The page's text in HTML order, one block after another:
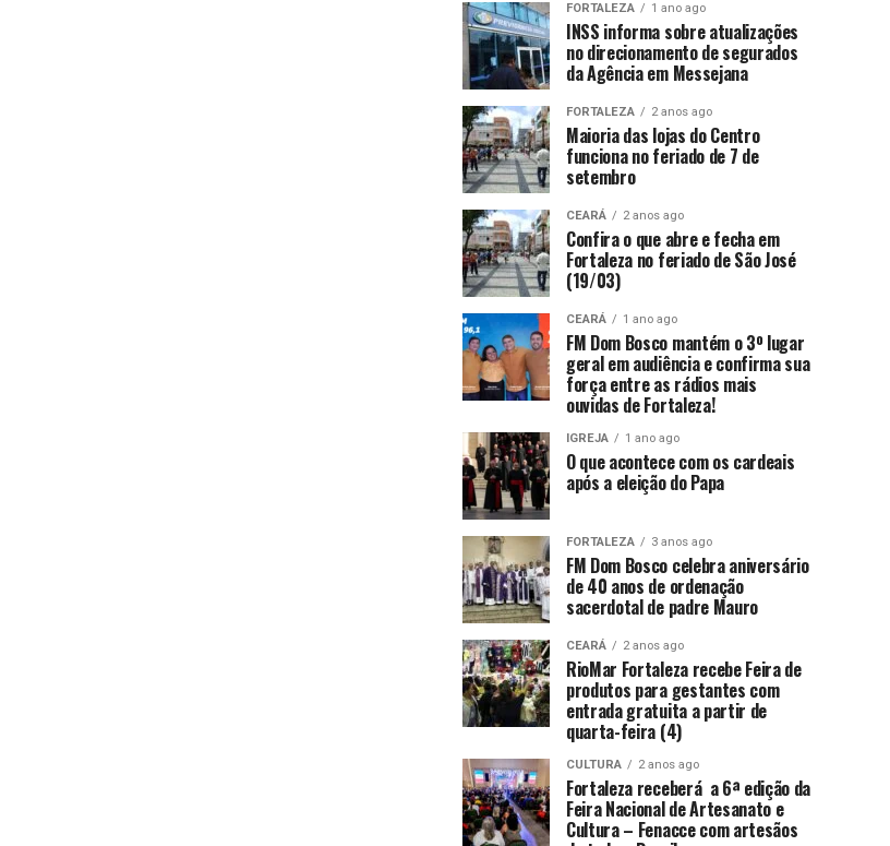
FORTALEZA 1 ano ago
INSS informa sobre atualizações
no direcionamento de segurados
da Agência em Messejana
FORTALEZA 2 anos ago
Maioria das lojas do Centro
funciona no feriado de 7 de
setembro
CEARÁ 2 anos ago
Confira o que abre e fecha em
Fortaleza no feriado de São José
(19/03)
CEARÁ 1 ano ago
FM Dom Bosco mantém o 3º lugar
geral em audiência e confirma sua
força entre as rádios mais
ouvidas de Fortaleza!
IGREJA 1 ano ago
O que acontece com os cardeais
após a eleição do Papa
FORTALEZA 3 anos ago
FM Dom Bosco celebra aniversário
de 40 anos de ordenação
sacerdotal de padre Mauro
CEARÁ 2 anos ago
RioMar Fortaleza recebe Feira de
produtos para gestantes com
entrada gratuita a partir de
quarta-feira (4)
CULTURA 2 anos ago
Fortaleza receberá a 6ª edição da
Feira Nacional de Artesanato e
Cultura – Fenacce com artesãos